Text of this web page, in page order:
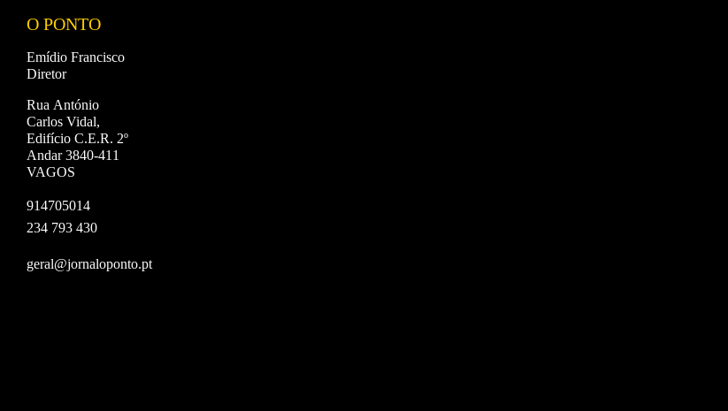
O PONTO
Emídio Francisco
Diretor
Rua António
Carlos Vidal,
Edifício C.E.R. 2º
Andar 3840-411
VAGOS
914705014
234 793 430
geral@jornaloponto.pt